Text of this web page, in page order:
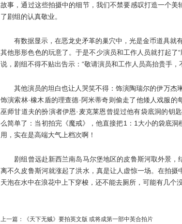
故事，通过这些拍摄中的细节，我们不禁要感叹打造一个
了剧组的认真敬业。
有数据显示，在恶龙史矛革的巢穴中，光是金币道具就
其他形形色色的玩意了。于是不少演员和工作人员就打起
说，剧组不得不贴出告示：“敬请演员和工作人员高抬贵手，
其他演员的坦白也让人哭笑不得：饰演陶瑞尔的伊万杰琳
饰演索林·橡木盾的理查德·阿米蒂奇则偷走了他矮人戏服
巫师甘道夫的扮演者伊恩·麦克莱恩曾提过他有袋底洞的
么简单了：当初拍完《魔戒》，他直接把1：1大小的袋底
用，实在是高端大气上档次啊！
剧组曾远赴新西兰南岛马尔堡地区的皮鲁斯河取外景，
离不久皮鲁斯河就涨起了洪水，真是让人虚惊一场。在拍
天泡在水中在浪花中上下穿梭，还不能去厕所，可能有几个
上一篇： 《天下无贼》要拍英文版 或将成第一部中英合拍片